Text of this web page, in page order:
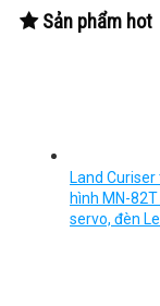
Sản phẩm hot
Land
hình MN-
servo, đèn